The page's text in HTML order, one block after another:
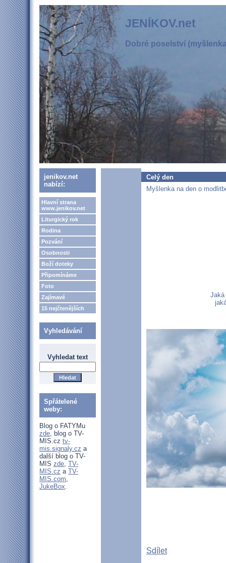
JENÍKOV.net
Dobré poselství
jenikov.net
nabízí:
Hlavní strana
www.jenikov.net
Liturgický rok
Rodina
Pozvání
Osobnosti
Boží doteky
Připomínáme
Foto
Zajímavé
15 nejčtenějších
Vyhledávání
Vyhledat text
Spřátelené
weby:
Blog o FATYMu
zde, blog o TV-
MIS.cz tv-
mis.signaly.cz a
další blog o TV-
MIS zde, TV-
MIS.cz a TV-
MIS.com,
JukeBox.
Celý den
Myšlenka na den o
Jaká
Sdílet